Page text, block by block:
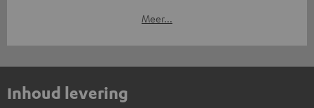
Meer...
Inhoud levering